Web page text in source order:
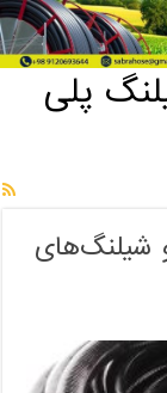
پلی
شیلنگ‌های